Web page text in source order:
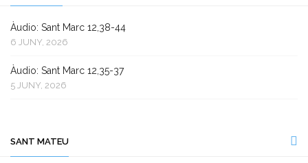
Àudio: Sant Marc 12,38-44
6 JUNY, 2026
Àudio: Sant Marc 12,35-37
5 JUNY, 2026
SANT MATEU